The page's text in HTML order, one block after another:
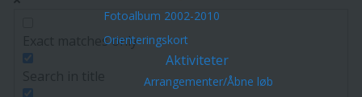
Fotoalbum 2002-2010
Orienteringskort
Aktiviteter
Arrangementer/Åbne løb
Exact matches only